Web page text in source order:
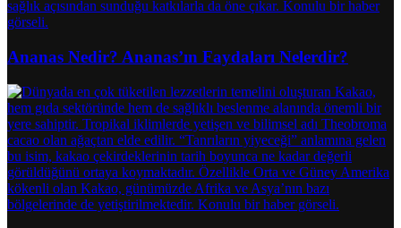
Ananas Nedir? Ananas’ın Faydaları Nelerdir?